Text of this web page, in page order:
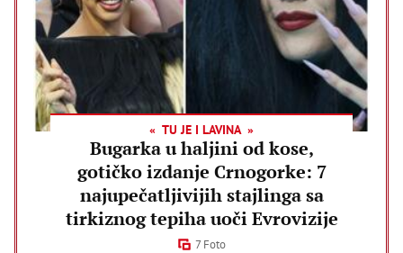
TU JE I LAVINA
Bugarka u haljini od kose,
gotičko izdanje Crnogorke: 7
najupečatljivijih stajlinga sa
tirkiznog tepiha uoči Evrovizije
7 Foto